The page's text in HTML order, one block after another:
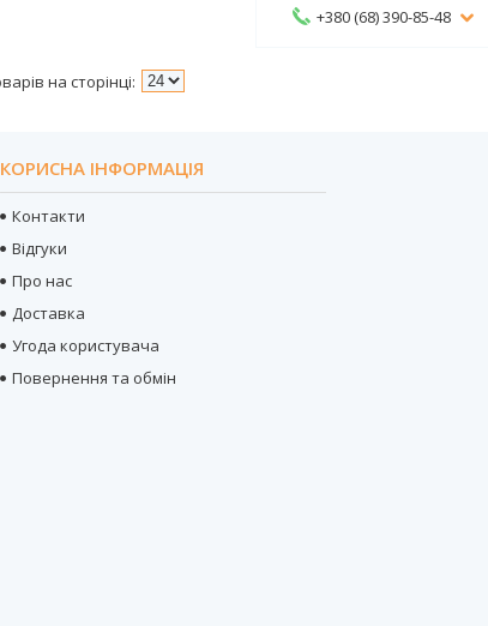
+380 (68) 390-85-48
КОРИСНА ІНФОРМАЦІЯ
Контакти
Відгуки
Про нас
Доставка
Угода користувача
Повернення та обмін